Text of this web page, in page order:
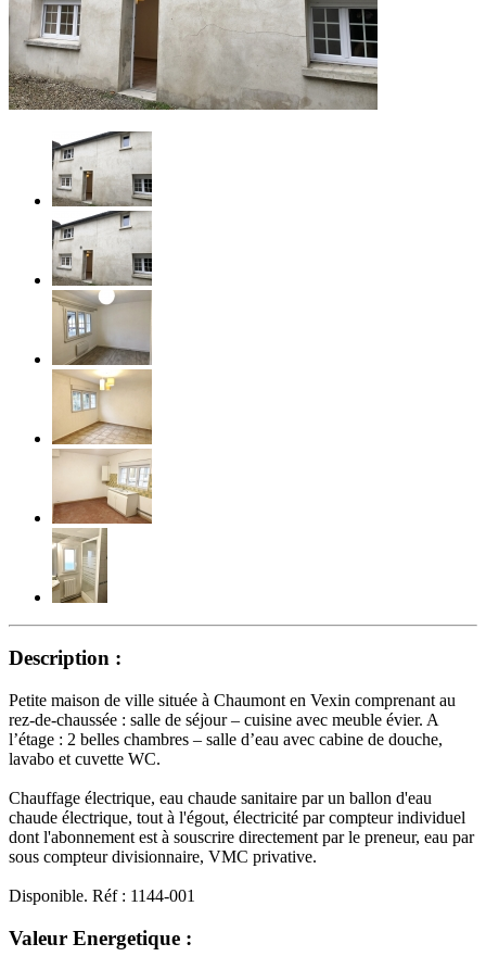
Description :
Petite maison de ville située à Chaumont en Vexin comprenant au
rez-de-chaussée : salle de séjour – cuisine avec meuble évier. A
l’étage : 2 belles chambres – salle d’eau avec cabine de douche,
lavabo et cuvette WC.
Chauffage électrique, eau chaude sanitaire par un ballon d'eau
chaude électrique, tout à l'égout, électricité par compteur individuel
dont l'abonnement est à souscrire directement par le preneur, eau par
sous compteur divisionnaire, VMC privative.
Disponible. Réf : 1144-001
Valeur Energetique :